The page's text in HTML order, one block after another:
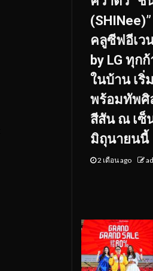
คลูซีฟอีเว
by LG ทุก
ในบ้าน เริ่
พร้อมทัพศิ
สีสัน ณ เซ็
มิถุนายนนี้
2 เดือน ago